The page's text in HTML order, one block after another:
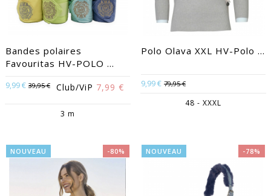
Bandes polaires
Favouritas HV-POLO ...
9,99 € 39,95 € Club/ViP 7,99 €
3 m
Polo Olava XXL HV-Polo ...
9,99 € 79,95 €
48 - XXXL
NOUVEAU -80% NOUVEAU -78%